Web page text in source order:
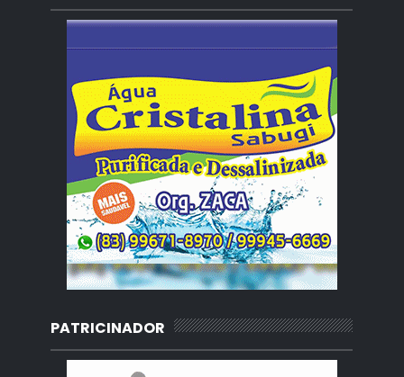
PATRICINADOR